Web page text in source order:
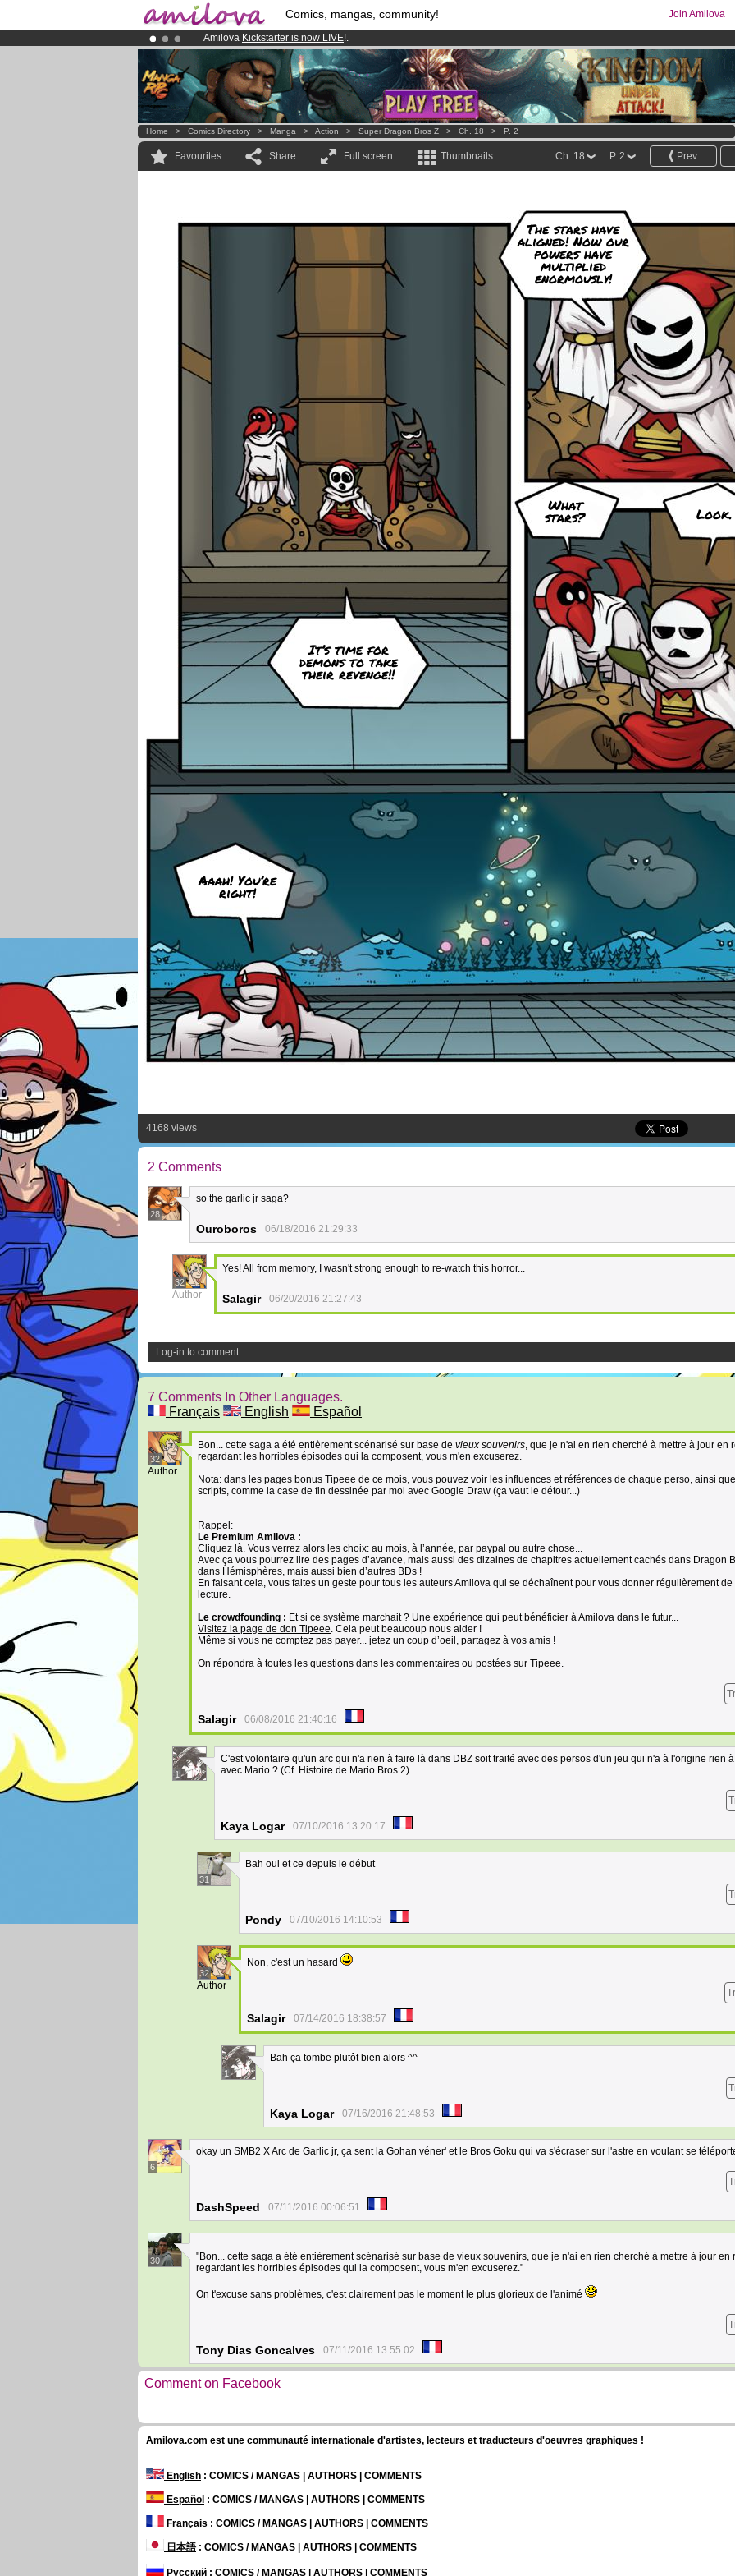
Comics, mangas, community! Join Amilova
Amilova Kickstarter is now LIVE!.
Premium membership from3.95 eurosper month !Get membership now
Already 134393 membersand 1208 comics & mangas!.
Home > Comics Directory > Manga > Action > Super Dragon Bros Z > Ch. 18 > P. 2
Favourites Share Full screen Thumbnails Prev.
P. 2
Ch. 18
It’s time for
demons to take
their revenge!!
The stars have
aligned! Now our
powers have
multiplied
enormously!
What
stars? Look.
Aaah! You’re
right!
4168 views
2 Comments
28
so the garlic jr saga?
Ouroboros 06/18/2016 21:29:33
32
Author
Yes! All from memory, I wasn't strong enough to re-watch this horror...
Salagir 06/20/2016 21:27:43
Log-in to comment
7 Comments In Other Languages.
Français
English Español
32
Author
Bon... cette saga a été entièrement scénarisé sur base de vieux souvenirs, que je n'ai en rien cherché à mettre à jour en
regardant les horribles épisodes qui la composent, vous m'en excuserez.
Nota: dans les pages bonus Tipeee de ce mois, vous pouvez voir les influences et références de chaque perso, ainsi
scripts, comme la case de fin dessinée par moi avec Google Draw (ça vaut le détour...)
Rappel:
Le Premium Amilova :
Cliquez là. Vous verrez alors les choix: au mois, à l’année, par paypal ou autre chose...
Avec ça vous pourrez lire des pages d’avance, mais aussi des dizaines de chapitres actuellement cachés dans Dragon
dans Hémisphères, mais aussi bien d’autres BDs !
En faisant cela, vous faites un geste pour tous les auteurs Amilova qui se déchaînent pour vous donner régulièrement de
lecture.
Le crowdfounding : Et si ce système marchait ? Une expérience qui peut bénéficier à Amilova dans le futur...
Visitez la page de don Tipeee. Cela peut beaucoup nous aider !
Même si vous ne comptez pas payer... jetez un coup d’oeil, partagez à vos amis !
On répondra à toutes les questions dans les commentaires ou postées sur Tipeee.
Salagir 06/08/2016 21:40:16
1
C'est volontaire qu'un arc qui n'a rien à faire là dans DBZ soit traité avec des persos d'un jeu qui n'a à l'origine rien
avec Mario ? (Cf. Histoire de Mario Bros 2)
Kaya Logar 07/10/2016 13:20:17
31
Bah oui et ce depuis le début
Pondy 07/10/2016 14:10:53
32
Author
Non, c'est un hasard
Salagir 07/14/2016 18:38:57
1
Bah ça tombe plutôt bien alors ^^
Kaya Logar 07/16/2016 21:48:53
6
okay un SMB2 X Arc de Garlic jr, ça sent la Gohan véner' et le Bros Goku qui va s'écraser sur l'astre en voulant se
DashSpeed 07/11/2016 00:06:51
30
"Bon... cette saga a été entièrement scénarisé sur base de vieux souvenirs, que je n'ai en rien cherché à mettre à jour en
regardant les horribles épisodes qui la composent, vous m'en excuserez."
On t'excuse sans problèmes, c'est clairement pas le moment le plus glorieux de l'animé
Tony Dias Goncalves 07/11/2016 13:55:02
Comment on Facebook
Amilova.com est une communauté internationale d'artistes, lecteurs et traducteurs d'oeuvres graphiques !
English : COMICS / MANGAS | AUTHORS | COMMENTS
Español : COMICS / MANGAS | AUTHORS | COMMENTS
Français : COMICS / MANGAS | AUTHORS | COMMENTS
日本語: COMICS / MANGAS | AUTHORS | COMMENTS
Русский : COMICS / MANGAS | AUTHORS | COMMENTS